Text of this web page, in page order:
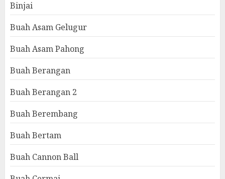
Binjai
Buah Asam Gelugur
Buah Asam Pahong
Buah Berangan
Buah Berangan 2
Buah Berembang
Buah Bertam
Buah Cannon Ball